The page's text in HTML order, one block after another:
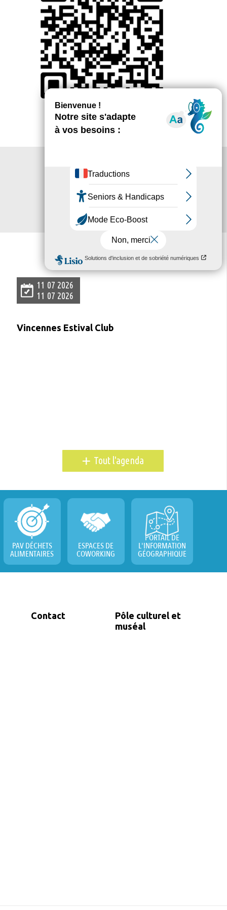
L' agenda
11 07 2026
11 07 2026
Vincennes Estival Club
+ Tout l'agenda
PAV DÉCHETS
ALIMENTAIRES
ESPACES DE
COWORKING
PORTAIL DE
L'INFORMATION
GÉOGRAPHIQUE
Contact
Pôle culturel et
muséal